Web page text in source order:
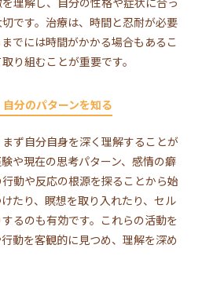
です。治療は、時間と忍耐が必要
でには時間がかかる場合もあるこ
り組むことが重要です。
分のパターンを知る
ず自分自身を深く理解することが
や現在の思考パターン、感情の癖
動や反応の根源を探ることから始
たり、瞑想を取り入れたり、セル
るのも有効です。これらの活動を
動を客観的に見つめ、理解を深め